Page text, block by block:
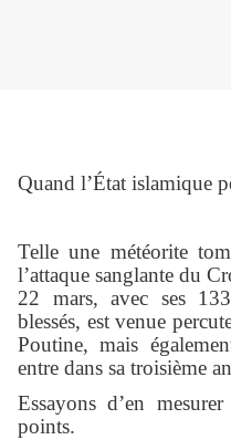
Quand l’État islamique
Telle une météorite
l’attaque sanglante du
22 mars, avec ses
blessés, est venue
Poutine, mais
entre dans sa troisième
Essayons d’en
points.